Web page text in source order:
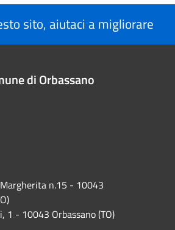
sito, aiutaci a migliorare
di Orbassano
n.15 - 10043
1 - 10043 Orbassano (TO)